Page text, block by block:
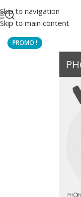
Skip to navigation
Skip to main content
Accueil/Protections